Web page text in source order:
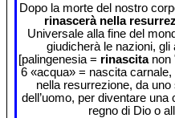
Dopo la morte del nostro
rinascerà nella
Universale alla fine del
giudicherà le nazioni, gli
[palingenesia = rinascitanon
6 «acqua» = nascita
nella resurrezione, da
dell’uomo, per diventare
regno di Dio o